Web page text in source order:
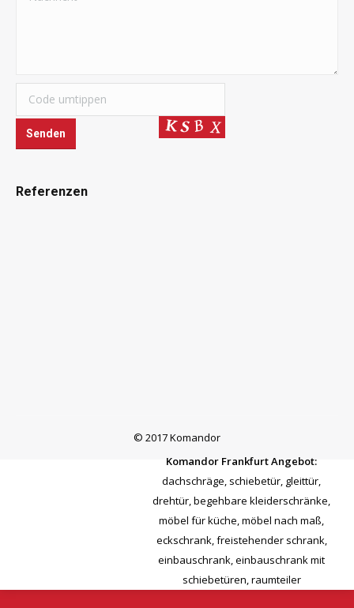
Referenzen
© 2017 Komandor
Komandor Frankfurt Angebot:
dachschräge, schiebetür, gleittür,
drehtür,begehbare kleiderschränke,
möbel für küche,möbel nach maß,
eckschrank,freistehender schrank,
einbauschrank,einbauschrank mit
schiebetüren,raumteiler